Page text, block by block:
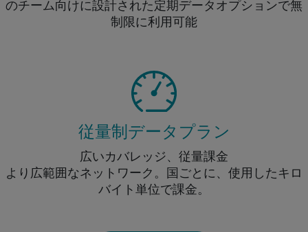
のチーム向けに設計された定期データオプションで無
制限に利用可能
従量制データプラン
広いカバレッジ、従量課金
より広範囲なネットワーク。国ごとに、使用したキロ
バイト単位で課金。